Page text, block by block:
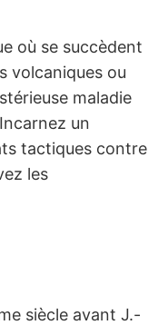
où se succèdent
volcaniques ou
maladie
un
tactiques contre
les
siècle avant J.-